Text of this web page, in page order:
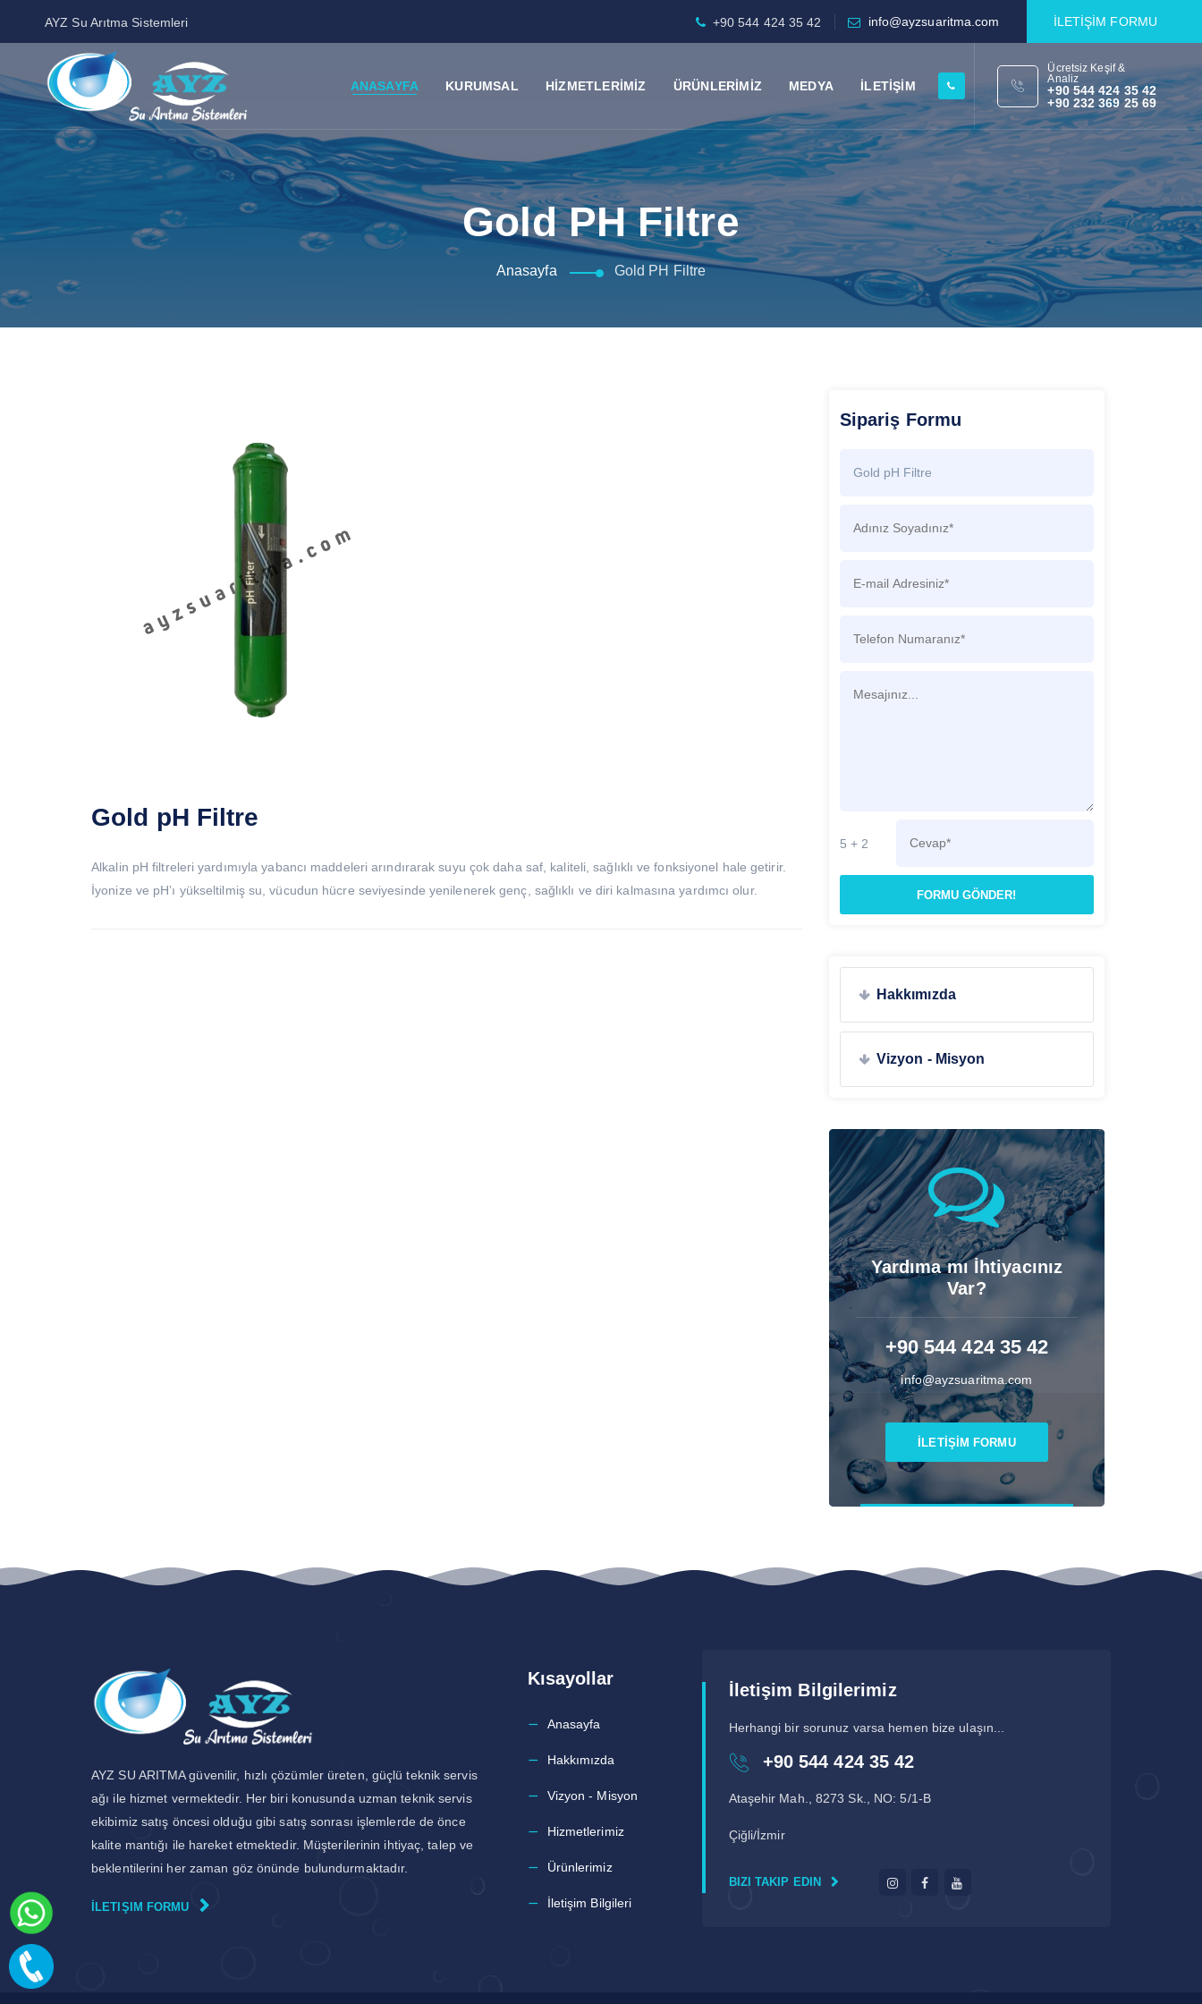
AYZ Su Arıtma Sistemleri +90 544 424 35 42 info@ayzsuaritma.com İLETİŞİM FORMU
ANASAYFA KURUMSAL HİZMETLERİMİZ ÜRÜNLERİMİZ MEDYA İLETİŞİM
Ücretsiz Keşif &
Analiz
+90 544 424 35 42
+90 232 369 25 69
Gold PH Filtre
Anasayfa Gold PH Filtre
Gold pH Filtre
Alkalin pH filtreleri yardımıyla yabancı maddeleri arındırarak suyu çok daha saf, kaliteli, sağlıklı ve fonksiyonel hale getirir.
İyonize ve pH’ı yükseltilmiş su, vücudun hücre seviyesinde yenilenerek genç, sağlıklı ve diri kalmasına yardımcı olur.
Sipariş Formu
5 + 2
FORMU GÖNDER!
Hakkımızda
Vizyon - Misyon
Yardıma mı İhtiyacınız
Var?
+90 544 424 35 42
info@ayzsuaritma.com
İLETİŞİM FORMU
AYZ SU ARITMA güvenilir, hızlı çözümler üreten, güçlü teknik servis
ağı ile hizmet vermektedir. Her biri konusunda uzman teknik servis
ekibimiz satış öncesi olduğu gibi satış sonrası işlemlerde de önce
kalite mantığı ile hareket etmektedir. Müşterilerinin ihtiyaç, talep ve
beklentilerini her zaman göz önünde bulundurmaktadır.
İLETIŞIM FORMU
Kısayollar
Anasayfa
Hakkımızda
Vizyon - Misyon
Hizmetlerimiz
Ürünlerimiz
İletişim Bilgileri
İletişim Bilgilerimiz
Herhangi bir sorunuz varsa hemen bize ulaşın...
+90 544 424 35 42
Ataşehir Mah., 8273 Sk., NO: 5/1-B
Çiğli/İzmir
BIZI TAKIP EDIN